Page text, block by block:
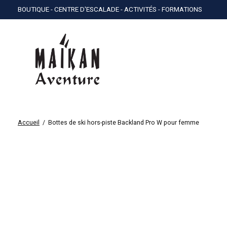
BOUTIQUE - CENTRE D'ESCALADE - ACTIVITÉS - FORMATIONS
Accueil / Bottes de ski hors-piste Backland Pro W pour femme